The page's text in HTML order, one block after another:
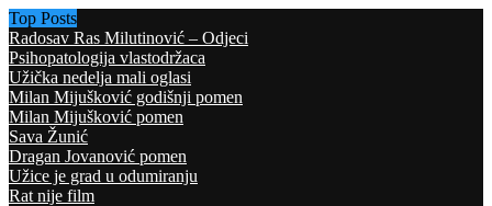
Top Posts
Radosav Ras Milutinović – Odjeci
Psihopatologija vlastodržaca
Užička nedelja mali oglasi
Milan Mijušković godišnji pomen
Milan Mijušković pomen
Sava Žunić
Dragan Jovanović pomen
Užice je grad u odumiranju
Rat nije film